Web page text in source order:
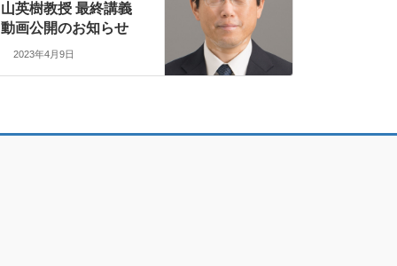
山英樹教授 最終講義
動画公開のお知らせ
2023年4月9日